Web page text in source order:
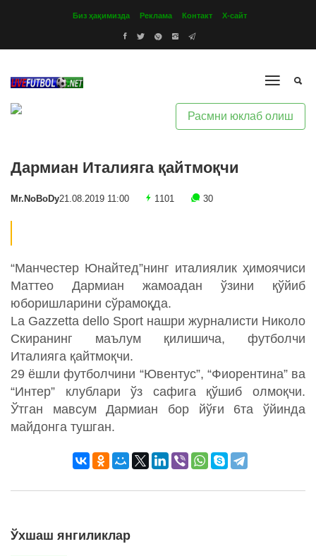
Биз ҳақимизда Реклама Контакт Х-сайт
Расмни юклаб олиш
Дармиан Италияга қайтмоқчи
Mr.NoBoDy21.08.2019 11:00 1101 30
“Манчестер Юнайтед”нинг италиялик ҳимоячиси
Маттео Дармиан жамоадан ўзини қўйиб
юборишларини сўрамоқда.
La Gazzetta dello Sport нашри журналисти Николо
Скиранинг маълум қилишича, футболчи
Италияга қайтмоқчи.
29 ёшли футболчини “Ювентус”, “Фиорентина” ва
“Интер” клублари ўз сафига қўшиб олмоқчи.
Ўтган мавсум Дармиан бор йўғи 6та ўйинда
майдонга тушган.
Ўхшаш янгиликлар